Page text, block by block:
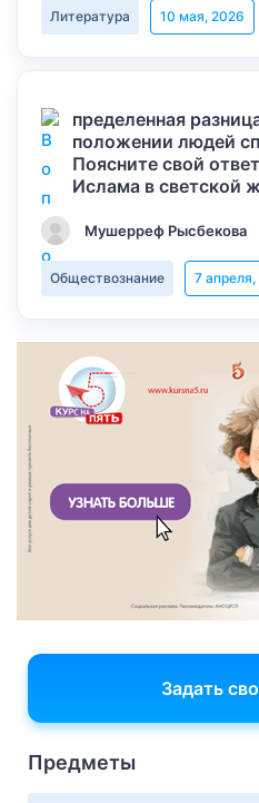
Литература 10 мая, 2026
пределенная
положении людей
Поясните свой
Ислама в светской
Мушерреф Рысбекова
Обществознание 7
Задать
Предметы